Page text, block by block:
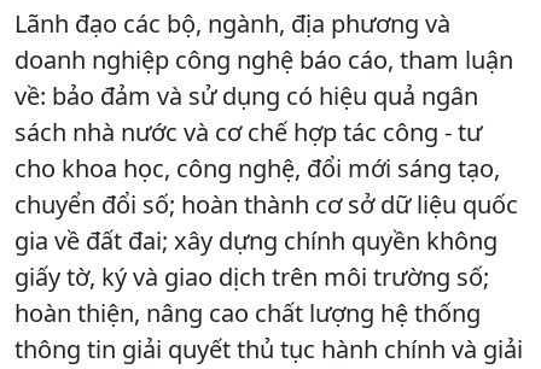
Lãnh đạo các bộ, ngành, địa phương và
doanh nghiệp công nghệ báo cáo, tham luận
về: bảo đảm và sử dụng có hiệu quả ngân
sách nhà nước và cơ chế hợp tác công - tư
cho khoa học, công nghệ, đổi mới sáng tạo,
chuyển đổi số; hoàn thành cơ sở dữ liệu quốc
gia về đất đai; xây dựng chính quyền không
giấy tờ, ký và giao dịch trên môi trường số;
hoàn thiện, nâng cao chất lượng hệ thống
thông tin giải quyết thủ tục hành chính và giải